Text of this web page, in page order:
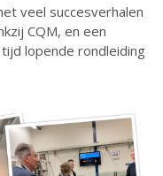
veel succesverhalen
CQM, en een
lopende rondleiding